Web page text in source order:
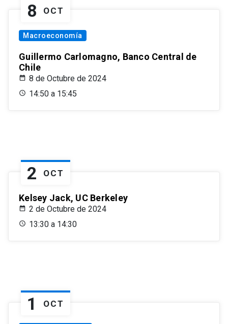
8 OCT
Macroeconomía
Guillermo Carlomagno, Banco Central de
Chile
8 de Octubre de 2024
14:50 a 15:45
2 OCT
Kelsey Jack, UC Berkeley
2 de Octubre de 2024
13:30 a 14:30
1 OCT